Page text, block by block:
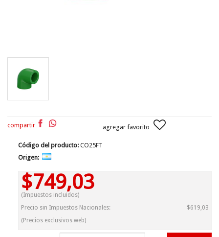
compartir agregar favorito
Código del producto: CO25FT
Origen:
$749,03
(Impuestos incluidos)
Precio sin Impuestos Nacionales:
$619,03
(Precios exclusivos web)